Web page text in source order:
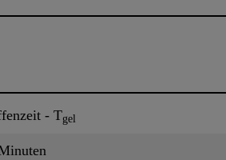
- Tgel